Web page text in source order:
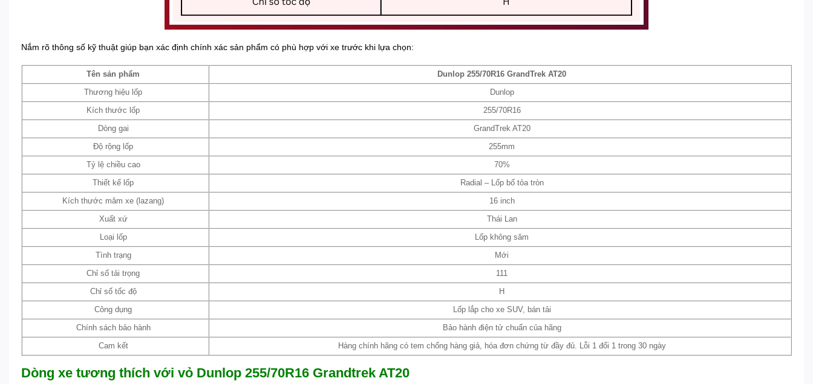
Nắm rõ thông số kỹ thuật giúp bạn xác định chính xác sản phẩm có phù hợp với xe trước khi lựa chọn:
Tên sản phẩm Dunlop 255/70R16 GrandTrek AT20
Thương hiệu lốp Dunlop
Kích thước lốp 255/70R16
Dòng gai GrandTrek AT20
Độ rộng lốp 255mm
Tỷ lệ chiều cao 70%
Thiết kế lốp Radial – Lốp bố tỏa tròn
Kích thước mâm xe (lazang) 16 inch
Xuất xứ Thái Lan
Loại lốp Lốp không săm
Tình trạng Mới
Chỉ số tải trọng 111
Chỉ số tốc độ H
Công dụng Lốp lắp cho xe SUV, bán tải
Chính sách bảo hành Bảo hành điện tử chuẩn của hãng
Cam kết Hàng chính hãng có tem chống hàng giả, hóa đơn chứng từ đầy đủ. Lỗi 1 đổi 1 trong 30 ngày
Dòng xe tương thích với vỏ Dunlop 255/70R16 Grandtrek AT20